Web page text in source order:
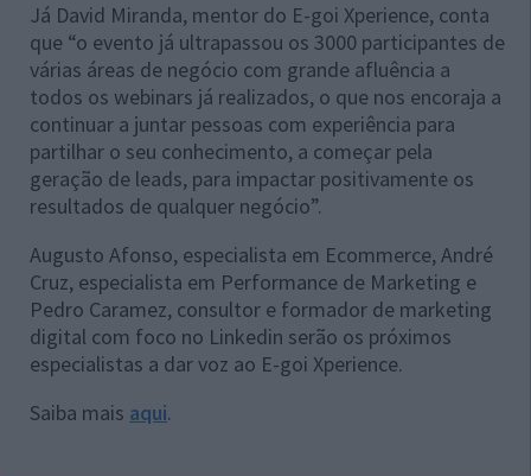
Já David Miranda, mentor do E-goi Xperience, conta
que “o evento já ultrapassou os 3000 participantes de
várias áreas de negócio com grande afluência a
todos os webinars já realizados, o que nos encoraja a
continuar a juntar pessoas com experiência para
partilhar o seu conhecimento, a começar pela
geração de leads, para impactar positivamente os
resultados de qualquer negócio”.
Augusto Afonso, especialista em Ecommerce, André
Cruz, especialista em Performance de Marketing e
Pedro Caramez, consultor e formador de marketing
digital com foco no Linkedin serão os próximos
especialistas a dar voz ao E-goi Xperience.
Saiba mais aqui.